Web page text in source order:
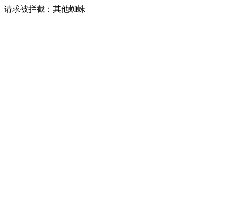
请求被拦截：其他蜘蛛